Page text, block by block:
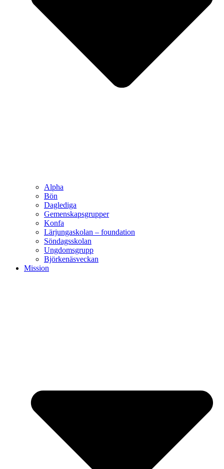
Alpha
Bön
Daglediga
Gemenskapsgrupper
Konfa
Lärjungaskolan – foundation
Söndagsskolan
Ungdomsgrupp
Björkenäsveckan
Mission